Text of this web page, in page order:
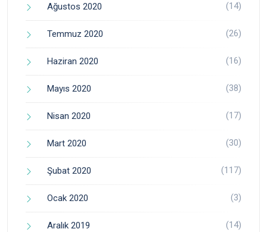
Ağustos 2020 (14)
Temmuz 2020 (26)
Haziran 2020 (16)
Mayıs 2020 (38)
Nisan 2020 (17)
Mart 2020 (30)
Şubat 2020 (117)
Ocak 2020 (3)
Aralık 2019 (14)